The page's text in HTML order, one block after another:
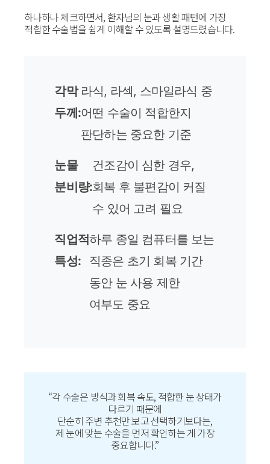
하나하나 체크하면서, 환자님의 눈과 생활 패턴에 가장
적합한 수술법을 쉽게 이해할 수 있도록 설명드렸습니다.
각막
두께:
라식, 라섹, 스마일라식 중
어떤 수술이 적합한지
판단하는 중요한 기준
눈물
분비량:
건조감이 심한 경우,
회복 후 불편감이 커질
수 있어 고려 필요
직업적
특성:
하루 종일 컴퓨터를 보는
직종은 초기 회복 기간
동안 눈 사용 제한
여부도 중요
“각 수술은 방식과 회복 속도, 적합한 눈 상태가
다르기 때문에
단순히 주변 추천만 보고 선택하기보다는,
제 눈에 맞는 수술을 먼저 확인하는 게 가장
중요합니다.”